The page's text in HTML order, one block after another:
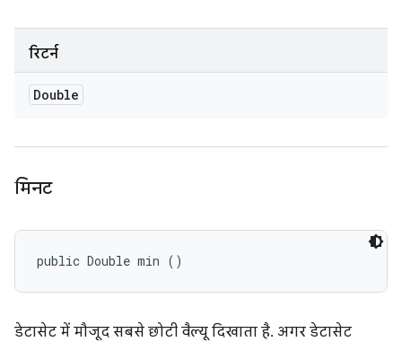
रिटर्न
Double
मिनट
public Double min ()
डेटासेट में मौजूद सबसे छोटी वैल्यू दिखाता है. अगर डेटासेट